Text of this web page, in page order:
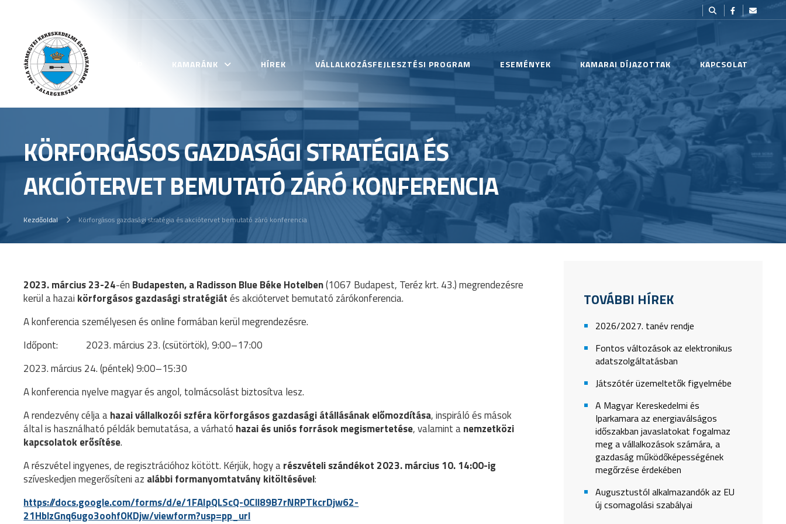
KAMARÁNK HÍREK VÁLLALKOZÁSFEJLESZTÉSI PROGRAM ESEMÉNYEK KAMARAI DÍJAZOTTAK KAPCSOLAT
KÖRFORGÁSOS GAZDASÁGI STRATÉGIA ÉS
AKCIÓTERVET BEMUTATÓ ZÁRÓ KONFERENCIA
Kezdőoldal Körforgásos gazdasági stratégia és akciótervet bemutató záró konferencia
2023. március 23-24-én Budapesten, a Radisson Blue Béke Hotelben(1067 Budapest, Teréz krt. 43.) megrendezésre
kerül a hazai körforgásos gazdasági stratégiátés akciótervet bemutató zárókonferencia.
A konferencia személyesen és online formában kerül megrendezésre.
Időpont: 2023. március 23. (csütörtök), 9:00–17:00
2023. március 24. (péntek) 9:00–15:30
A konferencia nyelve magyar és angol, tolmácsolást biztosítva lesz.
A rendezvény célja ahazai vállalkozói szférakörforgásos gazdasági átállásának előmozdítása, inspiráló és mások
által is használható példák bemutatása, a várható hazai és uniós források megismertetése, valamint anemzetközi
kapcsolatok erősítése.
A részvétel ingyenes, de regisztrációhoz kötött. Kérjük, hogy arészvételi szándékot 2023. március 10. 14:00-ig
szíveskedjen megerősíteni az alábbi formanyomtatvány kitöltésével:
https://docs.google.com/forms/d/e/1FAIpQLScQ-0Cll89B7rNRPTkcrDjw62-
21HblzGnq6ugo3oohfOKDjw/viewform?usp=pp_url
TOVÁBBI HÍREK
2026/2027. tanév rendje
Fontos változások az elektronikus
adatszolgáltatásban
Játszótér üzemeltetők figyelmébe
A Magyar Kereskedelmi és
Iparkamara az energiaválságos
időszakban javaslatokat fogalmaz
meg a vállalkozások számára, a
gazdaság működőképességének
megőrzése érdekében
Augusztustól alkalmazandók az EU
új csomagolási szabályai